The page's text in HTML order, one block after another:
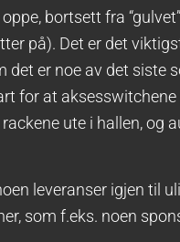
bortsett fra
på). Det er det
det er noe av det siste
for at
ute i hallen, og
leveranser igjen til
som f.eks. noen